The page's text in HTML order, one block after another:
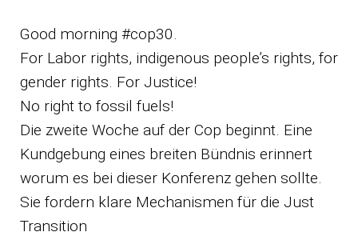
Good morning #cop30.
For Labor rights, indigenous people’s rights, for
gender rights. For Justice!
No right to fossil fuels!
Die zweite Woche auf der Cop beginnt. Eine
Kundgebung eines breiten Bündnis erinnert
worum es bei dieser Konferenz gehen sollte.
Sie fordern klare Mechanismen für die Just
Transition